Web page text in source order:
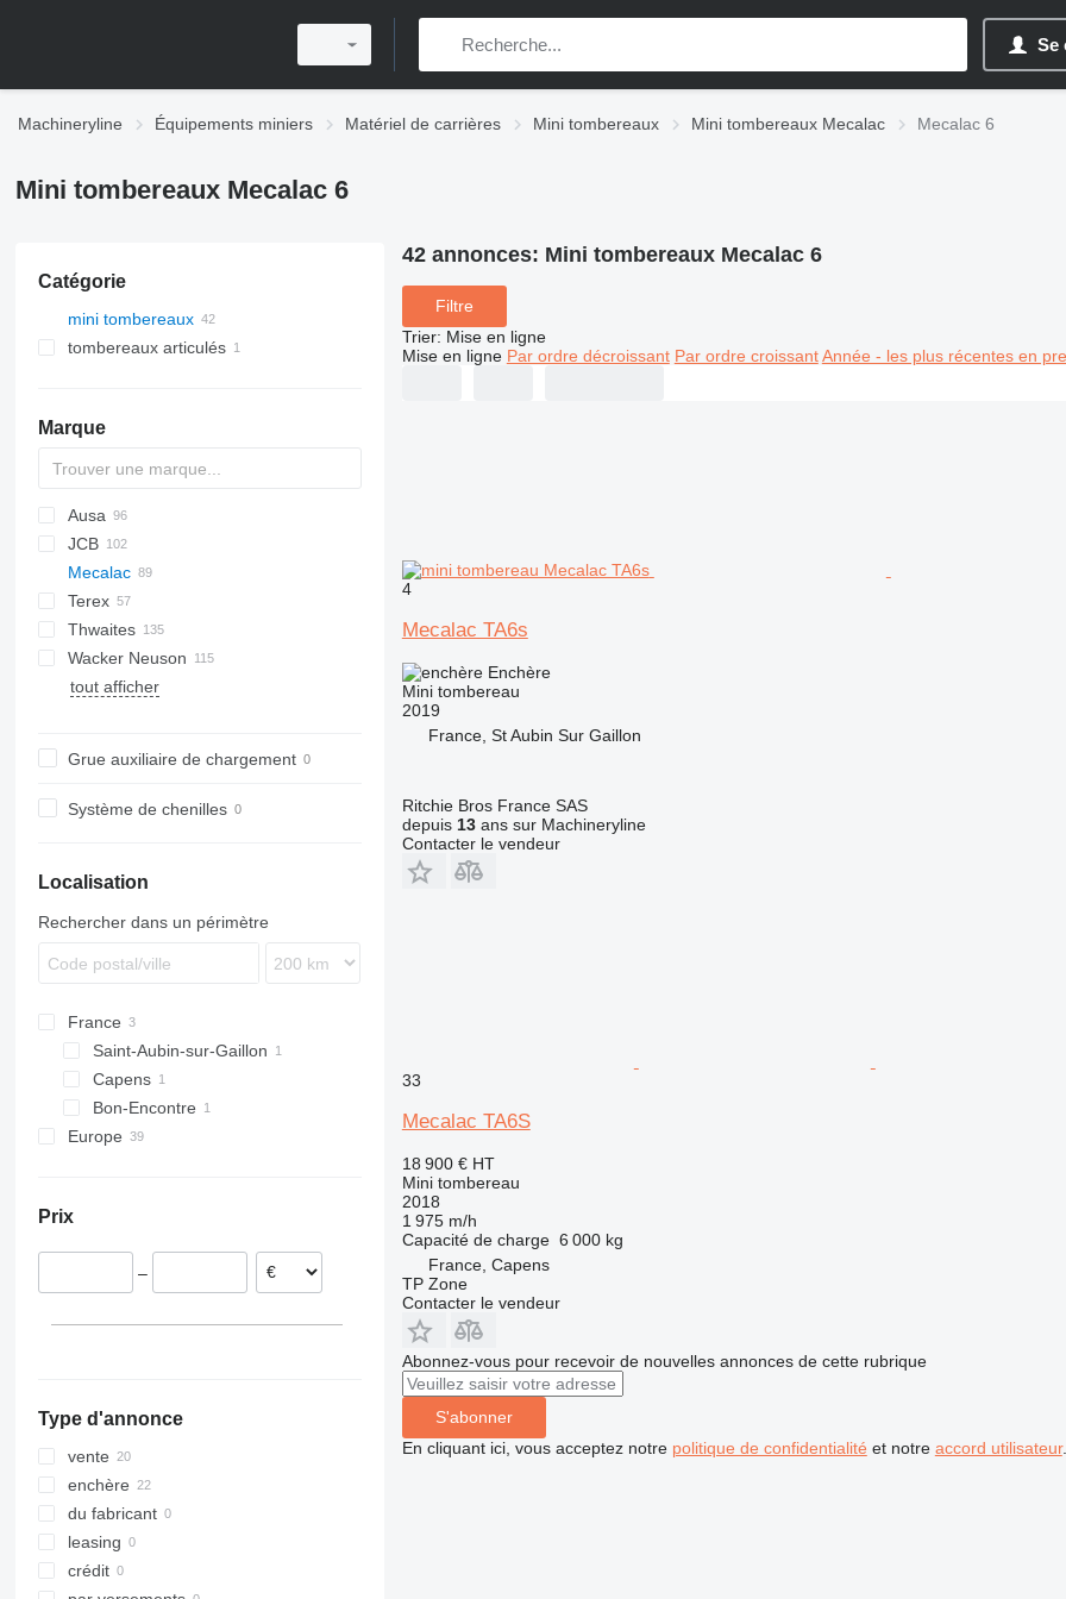
Se
Machineryline Équipements miniers Matériel de carrières Mini tombereaux Mini tombereaux Mecalac Mecalac 6
Mini tombereaux Mecalac 6
Catégorie
mini tombereaux
tombereaux articulés
Marque
Ausa
150 DH
D-series
M-series
SX
9 Ton
PS
PT
Terex
C-series
S100
W-series
D-series
HS
912
JCB
3T-1
3TST
6T-2
HTD
XUV
KC-series
Mecalac
6
6MDX
TA
TA3S
TA6
Unimog
TC
SW6
50
1001
1501
2001
9001
AKR
BA
D-series
SL
Terex
TA
Thwaites
1 tonne
3 tonne
Wacker Neuson
1001
DT
DT
B-series
tout afficher
Grue auxiliaire de chargement
Système de chenilles
Localisation
Rechercher dans un périmètre
France
Saint-Aubin-sur-Gaillon
Capens
Bon-Encontre
Europe
Autriche
Roumanie
Prix
–
Type d'annonce
vente
enchère
du fabricant
leasing
crédit
42 annonces: Mini tombereaux Mecalac 6
Filtre
Trier: Mise en ligne
Mise en ligne Par ordre décroissant Par ordre croissant Année - les plus récentes en
4
Mecalac TA6s
Enchère
Mini tombereau
2019
France, St Aubin Sur Gaillon
Ritchie Bros France SAS
depuis 13ans sur Machineryline
Contacter le vendeur
33
Mecalac TA6S
18 900 € HT
Mini tombereau
2018
1 975 m/h
Capacité de charge 6 000 kg
France, Capens
TP Zone
Contacter le vendeur
Abonnez-vous pour recevoir de nouvelles annonces de cette rubrique
S'abonner
En cliquant ici, vous acceptez notre politique de confidentialité et notre accord utilisateur.